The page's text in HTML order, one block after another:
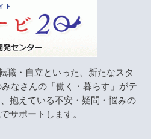
職・自立といった、新たなスタ
なさんの「働く・暮らす」がテ
抱えている不安・疑問・悩みの
サポートします。